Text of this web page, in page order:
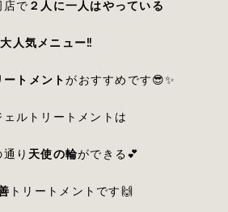
店で ２人に一人はやっている
大人気メニュー‼
ートメントがおすすめです😎✨
ェルトリートメントは
り 天使の輪ができる💕
トリートメントです🙌